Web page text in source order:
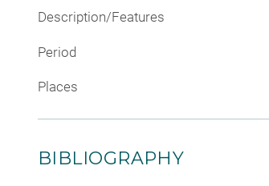
Description/Features
Period
Places
BIBLIOGRAPHY